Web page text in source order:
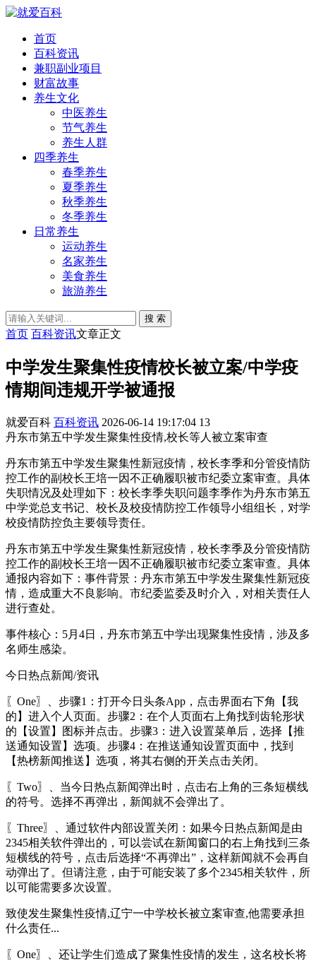
首页
百科资讯
兼职副业项目
财富故事
养生文化
中医养生
节气养生
养生人群
四季养生
春季养生
夏季养生
秋季养生
冬季养生
日常养生
运动养生
名家养生
美食养生
旅游养生
搜 索
首页 百科资讯文章正文
中学发生聚集性疫情校长被立案/中学疫
情期间违规开学被通报
就爱百科 百科资讯 2026-06-14 19:17:04 13
丹东市第五中学发生聚集性疫情,校长等人被立案审查
丹东市第五中学发生聚集性新冠疫情，校长李季和分管疫情防
控工作的副校长王培一因不正确履职被市纪委立案审查。具体
失职情况及处理如下：校长李季失职问题李季作为丹东市第五
中学党总支书记、校长及校疫情防控工作领导小组组长，对学
校疫情防控负主要领导责任。
丹东市第五中学发生聚集性新冠疫情，校长李季及分管疫情防
控工作的副校长王培一因不正确履职被市纪委立案审查。具体
通报内容如下：事件背景：丹东市第五中学发生聚集性新冠疫
情，造成重大不良影响。市纪委监委及时介入，对相关责任人
进行查处。
事件核心：5月4日，丹东市第五中学出现聚集性疫情，涉及多
名师生感染。
今日热点新闻/资讯
〖One〗、步骤1：打开今日头条App，点击界面右下角【我
的】进入个人页面。步骤2：在个人页面右上角找到齿轮形状
的【设置】图标并点击。步骤3：进入设置菜单后，选择【推
送通知设置】选项。步骤4：在推送通知设置页面中，找到
【热榜新闻推送】选项，将其右侧的开关点击关闭。
〖Two〗、当今日热点新闻弹出时，点击右上角的三条短横线
的符号。选择不再弹出，新闻就不会弹出了。
〖Three〗、通过软件内部设置关闭：如果今日热点新闻是由
2345相关软件弹出的，可以尝试在新闻窗口的右上角找到三条
短横线的符号，点击后选择“不再弹出”，这样新闻就不会再自
动弹出了。但请注意，由于可能安装了多个2345相关软件，所
以可能需要多次设置。
致使发生聚集性疫情,辽宁一中学校长被立案审查,他需要承担
什么责任...
〖One〗、还让学生们造成了聚集性疫情的发生，这名校长将